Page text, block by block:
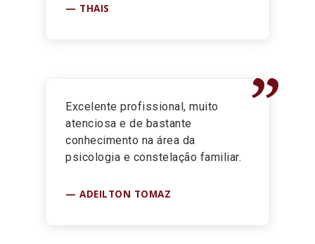
THAIS
”
Excelente profissional, muito
atenciosa e de bastante
conhecimento na área da
psicologia e constelação familiar.
ADEILTON TOMAZ